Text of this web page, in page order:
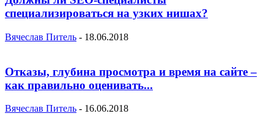
специализироваться на узких нишах?
Вячеслав Питель - 18.06.2018
Отказы, глубина просмотра и время на сайте –
как правильно оценивать...
Вячеслав Питель - 16.06.2018